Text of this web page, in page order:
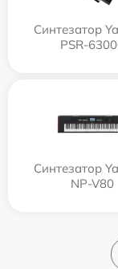
Синтезатор
PSR-
Синтезатор
NP-V80